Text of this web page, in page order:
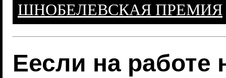
ШНОБЕЛЕВСКАЯ ПРЕМИЯ
Еесли на работе